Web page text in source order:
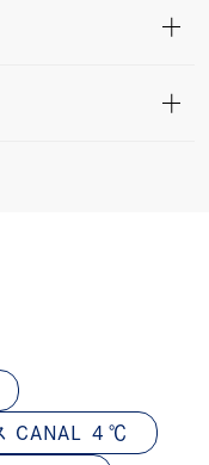
CANAL ４℃